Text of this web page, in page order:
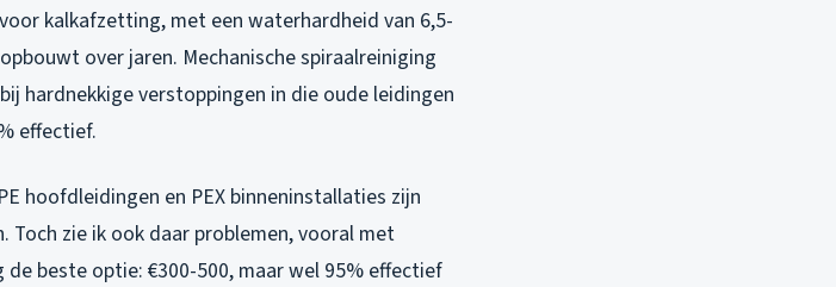
kalkafzetting, met een waterhardheid van 6,5-
over jaren. Mechanische spiraalreiniging
hardnekkige verstoppingen in die oude leidingen
effectief.
hoofdleidingen en PEX binneninstallaties zijn
zie ik ook daar problemen, vooral met
beste optie: €300-500, maar wel 95% effectief